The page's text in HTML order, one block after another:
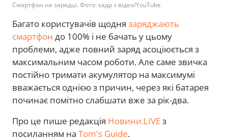
Смартфон на зарядці. Фото: кадр з відео/YouTube
Багато користувачів щодня заряджають
смартфон до 100% і не бачать у цьому
проблеми, адже повний заряд асоціюється з
максимальним часом роботи. Але саме звичка
постійно тримати акумулятор на максимумі
вважається однією з причин, через які батарея
починає помітно слабшати вже за рік-два.
Про це пише редакція Новини.LIVEз
посиланням на Tom's Guide.